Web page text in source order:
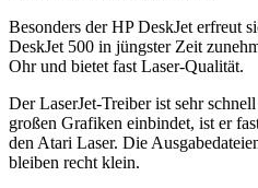
Besonders der HP DeskJet erfreut
DeskJet 500 in jüngster Zeit
Ohr und bietet fast Laser-Qualität.
Der LaserJet-Treiber ist sehr
großen Grafiken einbindet, ist er
den Atari Laser. Die
bleiben recht klein.